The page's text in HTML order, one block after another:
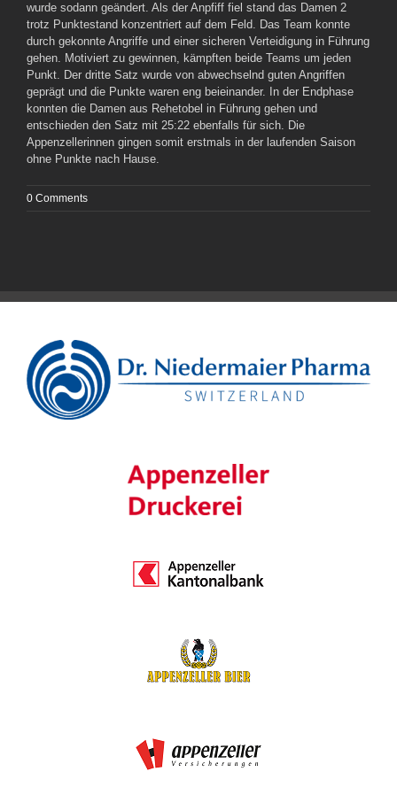
wurde sodann geändert. Als der Anpfiff fiel stand das Damen 2
trotz Punktestand konzentriert auf dem Feld. Das Team konnte
durch gekonnte Angriffe und einer sicheren Verteidigung in Führung
gehen. Motiviert zu gewinnen, kämpften beide Teams um jeden
Punkt. Der dritte Satz wurde von abwechselnd guten Angriffen
geprägt und die Punkte waren eng beieinander. In der Endphase
konnten die Damen aus Rehetobel in Führung gehen und
entschieden den Satz mit 25:22 ebenfalls für sich. Die
Appenzellerinnen gingen somit erstmals in der laufenden Saison
ohne Punkte nach Hause.
0 Comments